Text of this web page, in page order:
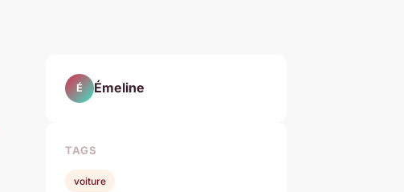
É Émeline
TAGS
voiture